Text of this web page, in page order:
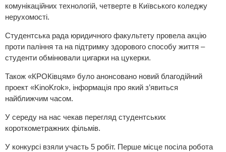
комунікаційних технологій, четверте в Київського коледжу
нерухомості.
Студентська рада юридичного факультету провела акцію
проти паління та на підтримку здорового способу життя –
студенти обмінювали цигарки на цукерки.
Також «КРОКівцям» було анонсовано новий благодійний
проект «KinoKrok», інформація про який з’явиться
найближчим часом.
У середу на нас чекав перегляд студентських
короткометражних фільмів.
У конкурсі взяли участь 5 робіт. Перше місце посіла робота